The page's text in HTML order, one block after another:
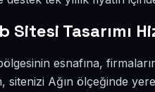
Sitesi Tasarımı
esnafına,
sitenizi Ağın ölçeğinde